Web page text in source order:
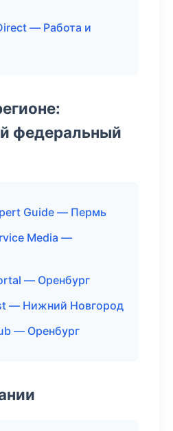
— Работа и
федеральный
Guide — Пермь
Media —
— Оренбург
— Нижний Новгород
— Оренбург